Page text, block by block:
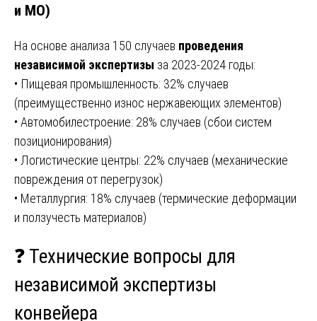
и МО)
На основе анализа 150 случаев проведения
независимой экспертизы за 2023-2024 годы:
• Пищевая промышленность: 32% случаев
(преимущественно износ нержавеющих элементов)
• Автомобилестроение: 28% случаев (сбои систем
позиционирования)
• Логистические центры: 22% случаев (механические
повреждения от перегрузок)
• Металлургия: 18% случаев (термические деформации
и ползучесть материалов)
❓ Технические вопросы для
независимой экспертизы
конвейера